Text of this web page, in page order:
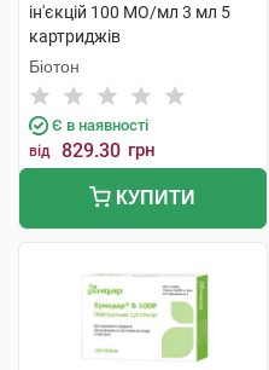
ін'єкцій 100 МО/мл 3 мл 5
картриджів
Біотон
Є в наявності
від 829.30 грн
КУПИТИ